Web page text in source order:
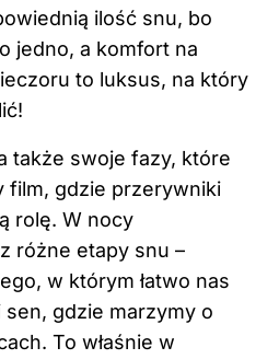
ilość snu, bo
jedno, a komfort na
to luksus, na który
także swoje fazy, które
film, gdzie przerywniki
rolę. W nocy
różne etapy snu –
w którym łatwo nas
sen, gdzie marzymy o
To właśnie w